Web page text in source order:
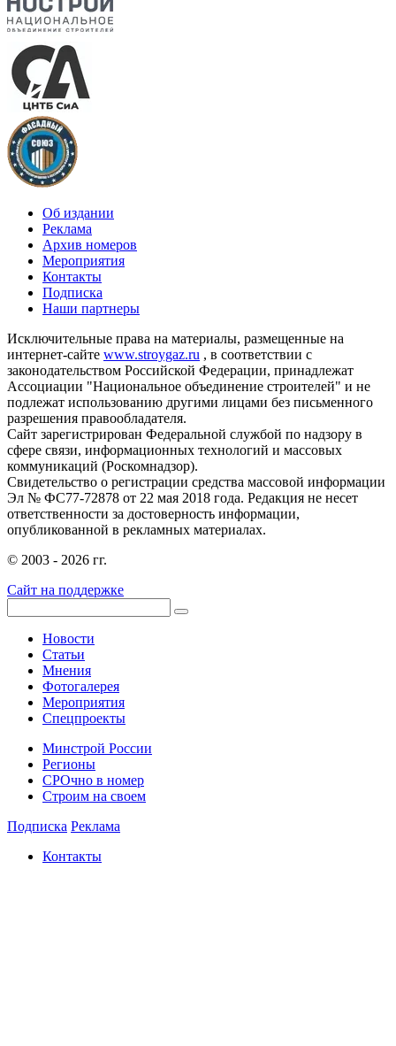
Об издании
Реклама
Архив номеров
Мероприятия
Контакты
Подписка
Наши партнеры
Исключительные права на материалы, размещенные на
интернет-сайте www.stroygaz.ru , в соответствии с
законодательством Российской Федерации, принадлежат
Ассоциации "Национальное объединение строителей" и не
подлежат использованию другими лицами без письменного
разрешения правообладателя.
Сайт зарегистрирован Федеральной службой по надзору в
сфере связи, информационных технологий и массовых
коммуникаций (Роскомнадзор).
Свидетельство о регистрации средства массовой информации
Эл № ФС77-72878 от 22 мая 2018 года. Редакция не несет
ответственности за достоверность информации,
опубликованной в рекламных материалах.
© 2003 - 2026 гг.
Сайт на поддержке
Новости
Статьи
Мнения
Фотогалерея
Мероприятия
Спецпроекты
Минстрой России
Регионы
СРОчно в номер
Строим на своем
Подписка Реклама
Контакты